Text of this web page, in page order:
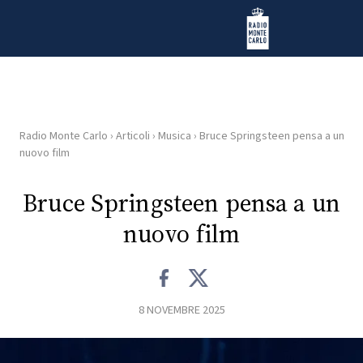
Radio Monte Carlo
HOME
RADIO
Radio Monte Carlo › Articoli › Musica › Bruce Springsteen pensa a un
nuovo film
Bruce Springsteen pensa a un
nuovo film
8 NOVEMBRE 2025